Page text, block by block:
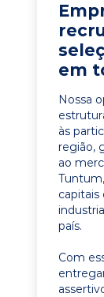
em
Nossa
às
região,
ao
capitais
país.
Com